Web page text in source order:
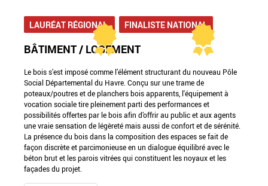
LAURÉAT RÉGIONAL FINALISTE NATIONAL
BÂTIMENT / LOGEMENT
Le bois s’est imposé comme l’élément structurant du nouveau Pôle
Social Départemental du Havre. Conçu sur une trame de
poteaux/poutres et de planchers bois apparents, l'équipement à
vocation sociale tire pleinement parti des performances et
possibilités offertes par le bois afin d’offrir au public et aux agents
une vraie sensation de légèreté mais aussi de confort et de sérénité.
La présence du bois dans la composition des espaces se fait de
façon discrète et parcimonieuse en un dialogue équilibré avec le
béton brut et les parois vitrées qui constituent les noyaux et les
façades du projet.